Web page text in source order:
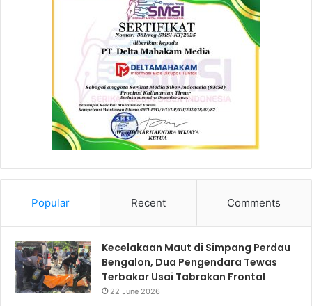
Popular Recent Comments
Kecelakaan Maut di Simpang Perdau
Bengalon, Dua Pengendara Tewas
Terbakar Usai Tabrakan Frontal
22 June 2026